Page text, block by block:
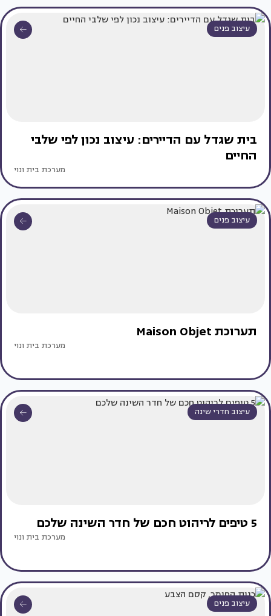
עיצוב פנים
בית שגדל עם הדיירים: עיצוב נכון לפי שלבי
החיים
מערכת בית ונוי
עיצוב פנים
תערוכת Maison Objet
מערכת בית ונוי
עיצוב חדרי שינה
5 טיפים לריהוט חכם של חדר השינה שלכם
מערכת בית ונוי
עיצוב פנים